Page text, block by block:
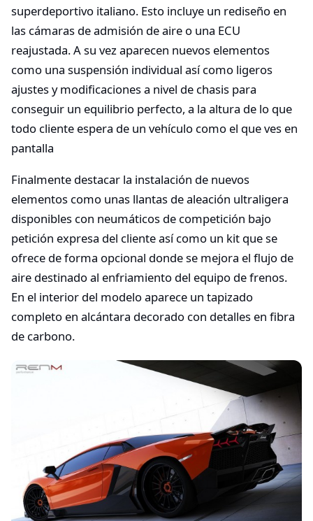
superdeportivo italiano. Esto incluye un rediseño en
las cámaras de admisión de aire o una ECU
reajustada. A su vez aparecen nuevos elementos
como una suspensión individual así como ligeros
ajustes y modificaciones a nivel de chasis para
conseguir un equilibrio perfecto, a la altura de lo que
todo cliente espera de un vehículo como el que ves en
pantalla
Finalmente destacar la instalación de nuevos
elementos como unas llantas de aleación ultraligera
disponibles con neumáticos de competición bajo
petición expresa del cliente así como un kit que se
ofrece de forma opcional donde se mejora el flujo de
aire destinado al enfriamiento del equipo de frenos.
En el interior del modelo aparece un tapizado
completo en alcántara decorado con detalles en fibra
de carbono.